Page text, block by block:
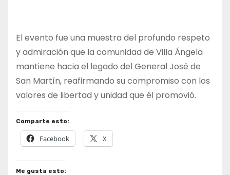
El evento fue una muestra del profundo respeto
y admiración que la comunidad de Villa Ángela
mantiene hacia el legado del General José de
San Martín, reafirmando su compromiso con los
valores de libertad y unidad que él promovió.
Comparte esto:
Facebook X
Me gusta esto: